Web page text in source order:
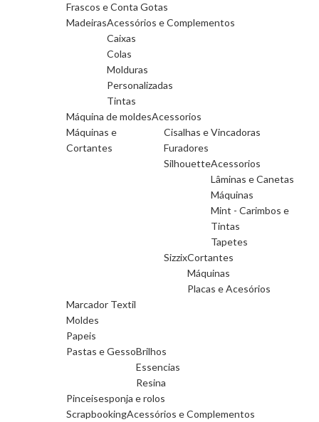
Frascos e Conta Gotas
MadeirasAcessórios e Complementos
Caixas
Colas
Molduras
Personalizadas
Tintas
Máquina de moldesAcessorios
Máquinas e
Cortantes
Cisalhas e Vincadoras
Furadores
SilhouetteAcessorios
Lâminas e Canetas
Máquinas
Mint - Carimbos e
Tintas
Tapetes
SizzixCortantes
Máquinas
Placas e Acesórios
Marcador Textil
Moldes
Papeis
Pastas e GessoBrilhos
Essencias
Resina
Pinceisesponja e rolos
ScrapbookingAcessórios e Complementos